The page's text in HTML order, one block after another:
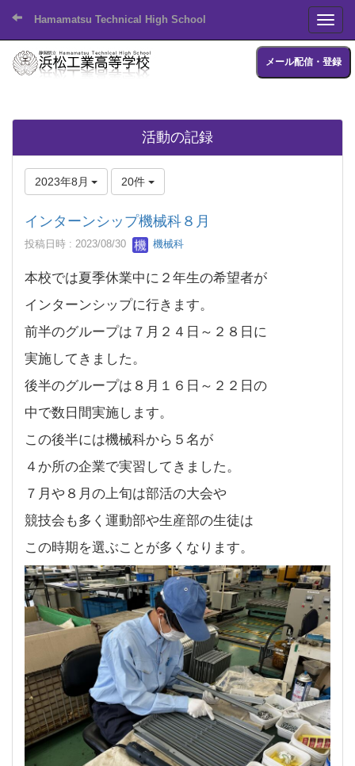
Hamamatsu Technical High School
メール配信・登録
活動の記録
2023年8月 20件
インターンシップ機械科８月
投稿日時 : 2023/08/30 機械科
本校では夏季休業中に２年生の希望者が
インターンシップに行きます。
前半のグループは７月２４日～２８日に
実施してきました。
後半のグループは８月１６日～２２日の
中で数日間実施します。
この後半には機械科から５名が
４か所の企業で実習してきました。
７月や８月の上旬は部活の大会や
競技会も多く運動部や生産部の生徒は
この時期を選ぶことが多くなります。